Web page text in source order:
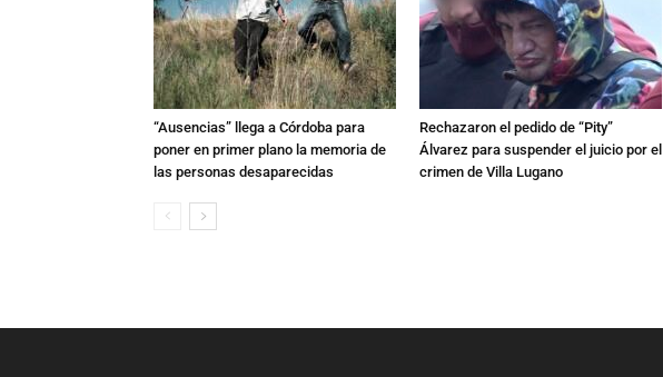
“Ausencias” llega a Córdoba para
poner en primer plano la memoria de
las personas desaparecidas
Rechazaron el pedido de “Pity”
Álvarez para suspender el juicio por el
crimen de Villa Lugano